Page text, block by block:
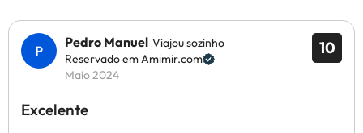
10
Pedro Manuel Viajou sozinho
Reservado em Amimir.com
Maio 2024
Excelente